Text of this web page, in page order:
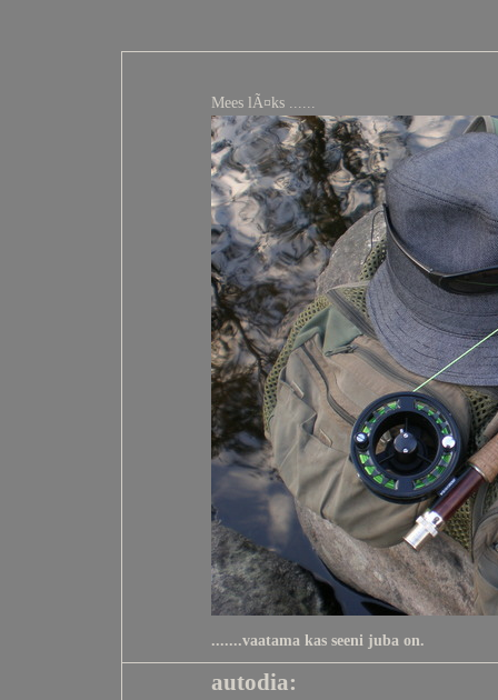
Mees lÃ¤ks ......
.......vaatama kas seeni juba on.
autodia: